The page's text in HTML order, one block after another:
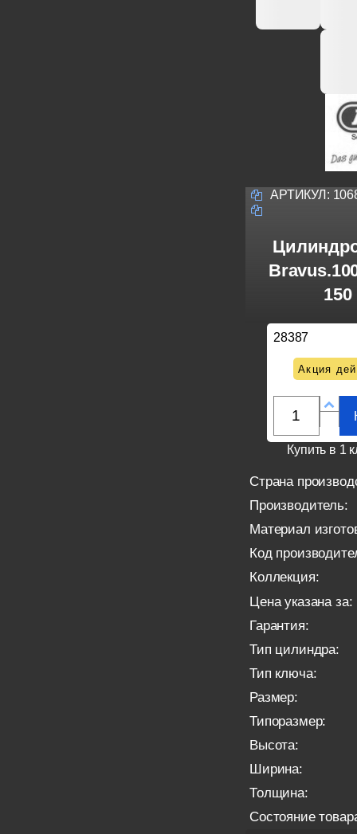
АРТИКУЛ:
28387
Акция
Купить в 1
Страна
Производитель:
Материал
Код
Коллекция:
Цена указана за:
Гарантия:
Тип цилиндра:
Тип ключа:
Размер:
Типоразмер:
Высота:
Ширина:
Толщина:
Состояние